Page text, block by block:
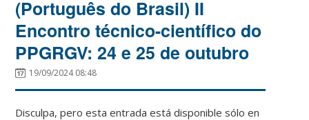
(Português do Brasil) II
Encontro técnico-científico do
PPGRGV: 24 e 25 de outubro
19/09/2024 08:48
Disculpa, pero esta entrada está disponible sólo en